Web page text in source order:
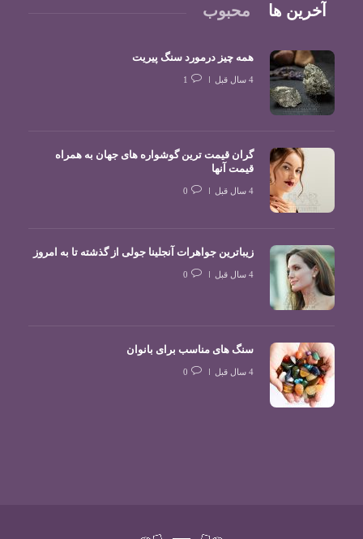
آخرین ها محبوب
همه چیز درمورد سنگ پیریت
4 سال قبل 1
گران قیمت ترین گوشواره های جهان به همراه
قیمت آنها
4 سال قبل 0
زیباترین جواهرات آنجلینا جولی از گذشته تا به امروز
4 سال قبل 0
سنگ های مناسب برای بانوان
4 سال قبل 0